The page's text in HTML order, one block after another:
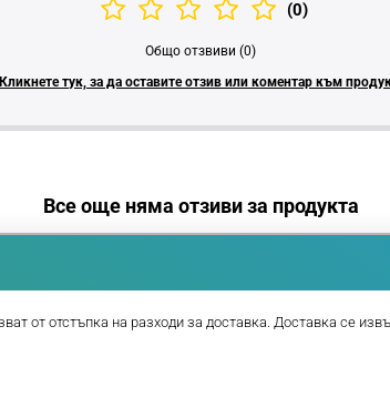
(0)
Общо отзвиви (0)
Кликнете тук, за да оставите отзив или коментар към
Все още няма отзиви за продукта
от отстъпка на разходи за доставка. Доставка се